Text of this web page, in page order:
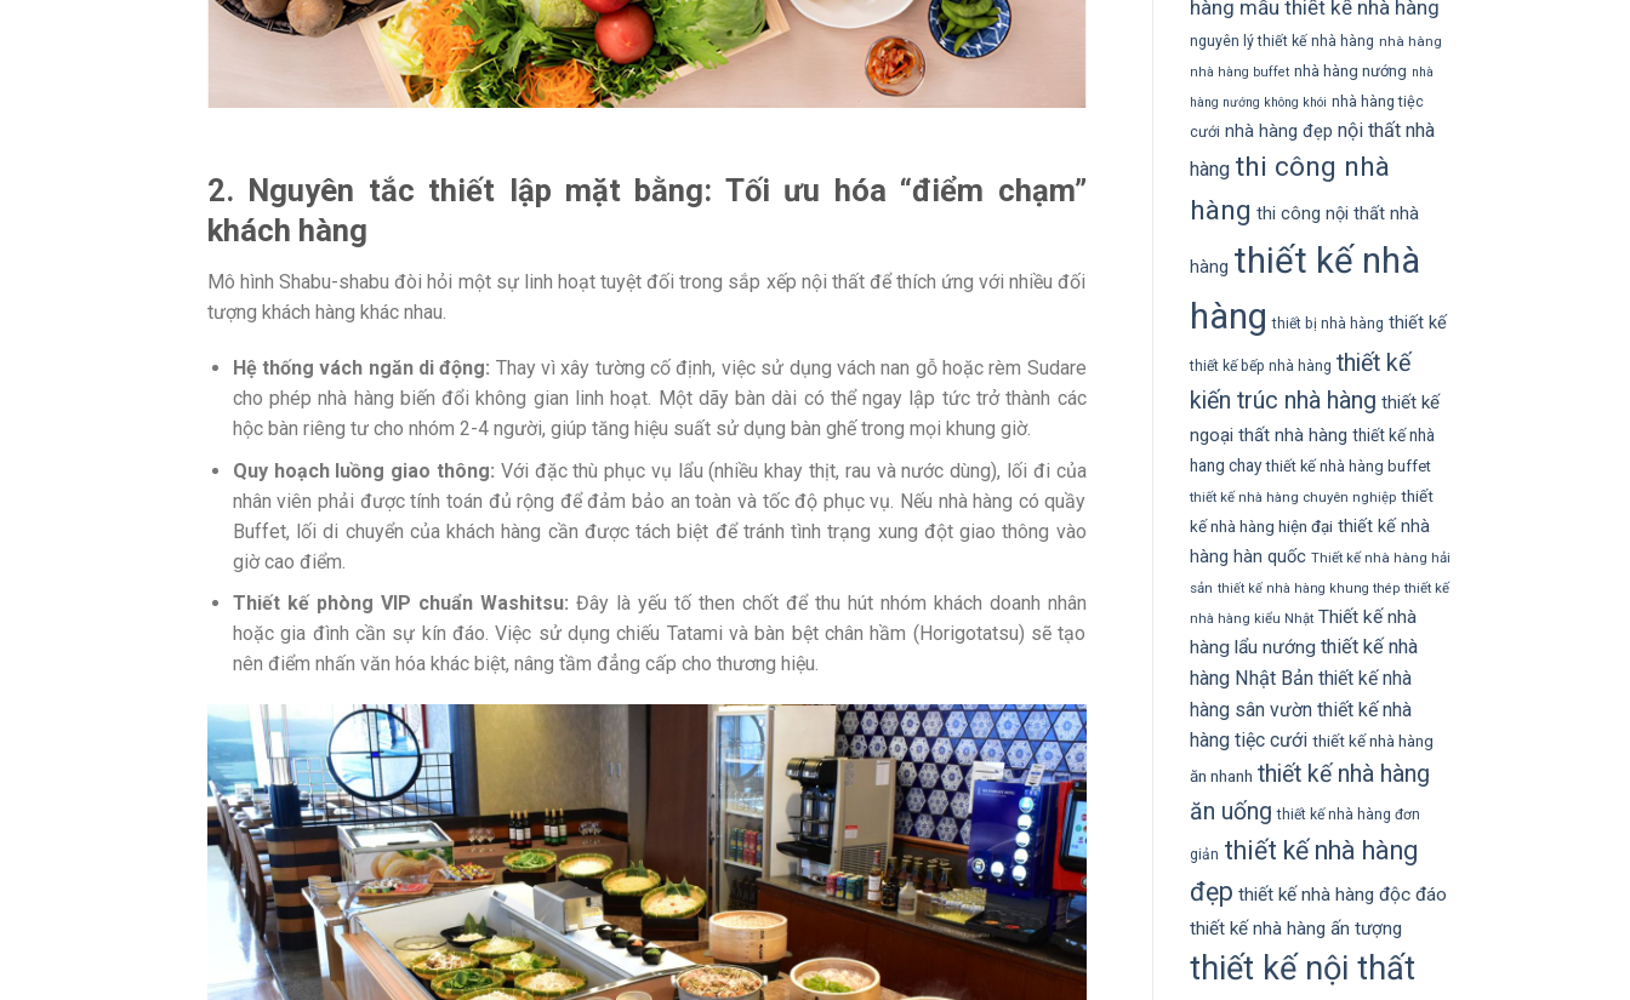
2. Nguyên tắc thiết lập mặt bằng: Tối ưu hóa “điểm chạm”
khách hàng
Mô hình Shabu-shabu đòi hỏi một sự linh hoạt tuyệt đối trong sắp xếp nội thất để thích ứng với nhiều đối
tượng khách hàng khác nhau.
Hệ thống vách ngăn di động: Thay vì xây tường cố định, việc sử dụng vách nan gỗ hoặc rèm Sudare
cho phép nhà hàng biến đổi không gian linh hoạt. Một dãy bàn dài có thể ngay lập tức trở thành các
hộc bàn riêng tư cho nhóm 2-4 người, giúp tăng hiệu suất sử dụng bàn ghế trong mọi khung giờ.
Quy hoạch luồng giao thông: Với đặc thù phục vụ lẩu (nhiều khay thịt, rau và nước dùng), lối đi của
nhân viên phải được tính toán đủ rộng để đảm bảo an toàn và tốc độ phục vụ. Nếu nhà hàng có quầy
Buffet, lối di chuyển của khách hàng cần được tách biệt để tránh tình trạng xung đột giao thông vào
giờ cao điểm.
Thiết kế phòng VIP chuẩn Washitsu: Đây là yếu tố then chốt để thu hút nhóm khách doanh nhân
hoặc gia đình cần sự kín đáo. Việc sử dụng chiếu Tatami và bàn bệt chân hầm (Horigotatsu) sẽ tạo
nên điểm nhấn văn hóa khác biệt, nâng tầm đẳng cấp cho thương hiệu.
hàng mẫu thiết kế nhà hàng
nguyên lý thiết kế nhà hàng nhà hàng
nhà hàng buffet nhà hàng nướng nhà
hàng nướng không khói nhà hàng tiệc
cưới nhà hàng đẹp nội thất nhà
hàng thi công nhà
hàng thi công nội thất nhà
hàng thiết kế nhà
hàng thiết bị nhà hàng thiết kế
thiết kế bếp nhà hàng thiết kế
kiến trúc nhà hàng thiết kế
ngoại thất nhà hàng thiết kế nhà
hang chay thiết kế nhà hàng buffet
thiết kế nhà hàng chuyên nghiệp thiết
kế nhà hàng hiện đại thiết kế nhà
hàng hàn quốc Thiết kế nhà hàng hải
sản thiết kế nhà hàng khung thép thiết kế
nhà hàng kiểu Nhật Thiết kế nhà
hàng lẩu nướng thiết kế nhà
hàng Nhật Bản thiết kế nhà
hàng sân vườn thiết kế nhà
hàng tiệc cưới thiết kế nhà hàng
ăn nhanh thiết kế nhà hàng
ăn uống thiết kế nhà hàng đơn
giản thiết kế nhà hàng
đẹp thiết kế nhà hàng độc đáo
thiết kế nhà hàng ấn tượng
thiết kế nội thất